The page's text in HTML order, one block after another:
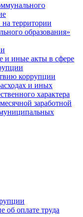
территории
образования»
и иные акты в сфере
коррупции
и иных
характера
заработной
оплате труда